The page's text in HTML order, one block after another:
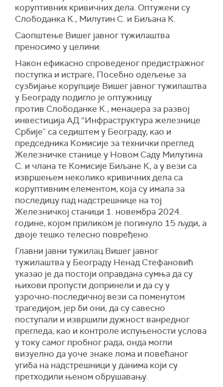
коруптивних кривичних дела. Оптужени су
Слободанка К., Милутин С. и Биљана К.
Саопштење Вишег јавног тужилаштва
преносимо у целини:
Након ефикасно спроведеног предистражног
поступка и истраге, Посебно одељење за
сузбијање корупције Вишег јавног тужилаштва
у Београду подигло је оптужницу
против Слободанке К., менаџера за развој
инвестиција АД “Инфраструктура железнице
Србије” са седиштем у Београду, као и
председника Комисије за технички преглед
Железничке станице у Новом Саду Милутина
С. и члана те Комисије Биљане К, а у вези са
извршењем неколико кривичних дела са
коруптивним елементом, која су имала за
последицу пад надстрешнице на тој
Железничкој станици 1. новембра 2024.
године, којом приликом је погинуло 15 људи, а
двоје тешко телесно повређено.
Главни јавни тужилац Вишег јавног
тужилаштва у Београду Ненад Стефановић
указао је да постоји оправдана сумња да су
њихови пропусти допринели и да су у
узрочно-последичној вези са поменутом
трагедијом, јер би они, да су савесно
поступали и извршили дужност ванредног
прегледа, као и контроле испуњености услова
у току самог пробног рада, онда могли
визуелно да уоче знаке лома и повећаног
угиба на надстрешници у данима који су
претходили њеном обрушавању.